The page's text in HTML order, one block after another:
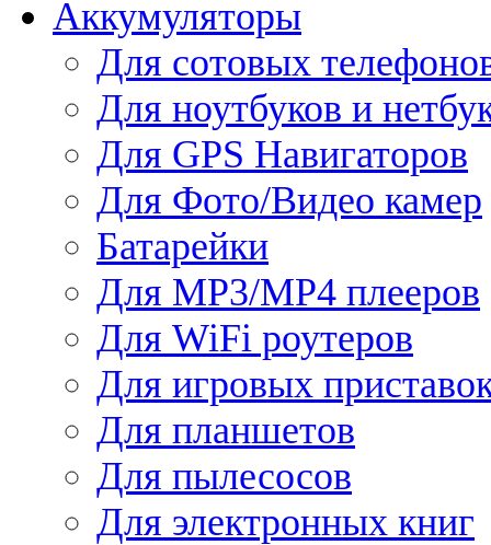
Аккумуляторы
Для сотовых
Для ноутбуков и
Для GPS Навигаторов
Для Фото/Видео камер
Батарейки
Для MP3/MP4 плееров
Для WiFi роутеров
Для игровых
Для планшетов
Для пылесосов
Для электронных книг